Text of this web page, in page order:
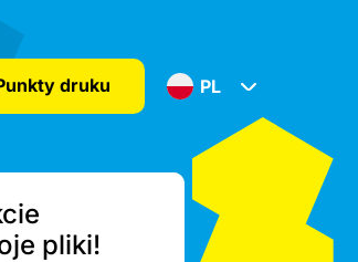
druku PL
pliki!